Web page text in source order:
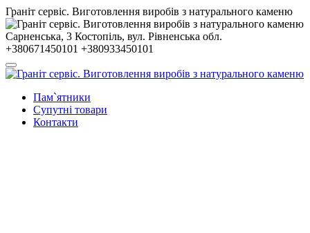
Гранiт сервiс. Виготовлення виробів з натурального каменю
Сарненська, 3 Костопiль, вул. Рiвненська обл.
+380671450101 +380933450101
Пам`ятники
Супутні товари
Контакти